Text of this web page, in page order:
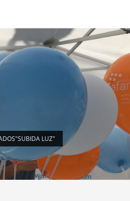
LUZ"